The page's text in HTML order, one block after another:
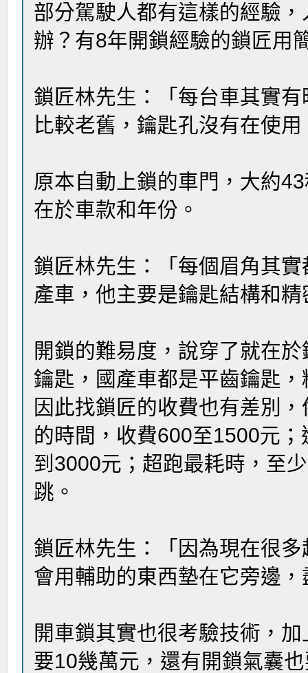
部分駕駛人都有這樣的經驗
辦？有8年開鎖經驗的鎖匠用
鎖匠林先生：「每台車其實
比較老舊，鑰匙孔沒有在使
原本自動上鎖的車門，大約
在於車款和年份。
鎖匠林先生：「每個眉角其
產車，他主要是鑰匙結構和
開鎖的難易度，說穿了就在
鑰匙，國產車都是平齒鑰匙
因此找鎖匠的收費也有差別
的時間，收費600至1500元
到3000元；超跑最耗時，至
跳。
鎖匠林先生：「因為現在很
會用輔助的東西墊在它旁邊
開車鎖其實也很考驗技術，
要10幾萬元，還有開鎖氣囊